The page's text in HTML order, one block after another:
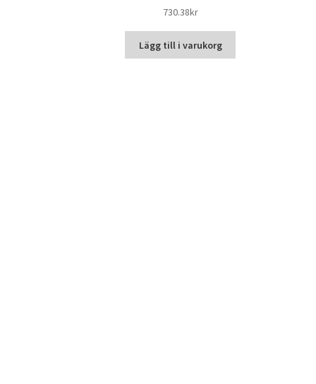
730.38kr
Lägg till i varukorg